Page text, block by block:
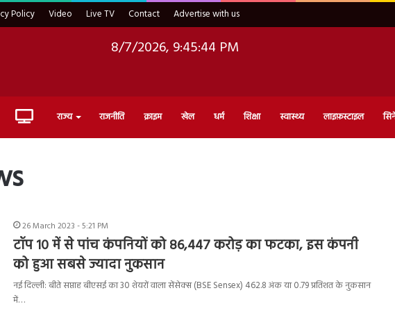
Policy Video Live TV Contact Advertise with us
8/7/2026, 9:45:45 PM
Live राज्य राजनीति क्राइम खेल धर्म शिक्षा स्वास्थ्य लाइफ़स्टाइल
26 March 2023 - 5:21 PM
टॉप 10 में से पांच कंपनियों को 86,447 करोड़ का फटका,इस कंपनी
को हुआ सबसे ज्यादा नुकसान
नई दिल्ली: बीते सप्ताह बीएसई का 30 शेयरों वाला सेंसेक्स (BSE Sensex) 462.8 अंक या 0.79 प्रतिशत के नुकसान
में…